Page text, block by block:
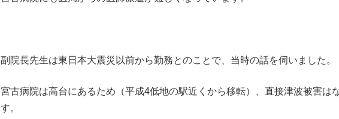
副院長先生は東日本大震災以前から勤務とのことで、当時の話を伺いました。
宮古病院は高台にあるため（平成4低地の駅近くから移転）、直接津波被害は
す。